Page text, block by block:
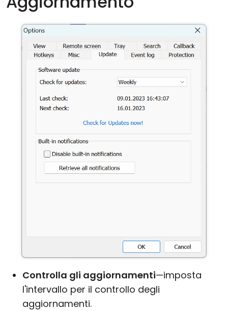
Controlla gli aggiornamenti—imposta
l'intervallo per il controllo degli
aggiornamenti.